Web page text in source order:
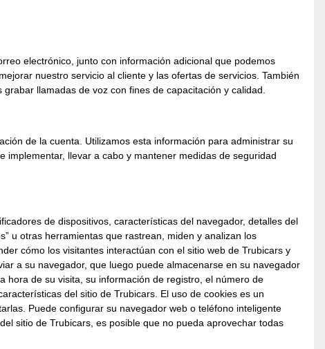
electrónico, junto con información adicional que podemos
nuestro servicio al cliente y las ofertas de servicios. También
llamadas de voz con fines de capacitación y calidad.
de la cuenta. Utilizamos esta información para administrar su
llevar a cabo y mantener medidas de seguridad
de dispositivos, características del navegador, detalles del
u otras herramientas que rastrean, miden y analizan los
cómo los visitantes interactúan con el sitio web de Trubicars y
a su navegador, que luego puede almacenarse en su navegador
hora de su visita, su información de registro, el número de
del sitio de Trubicars. El uso de cookies es un
Puede configurar su navegador web o teléfono inteligente
sitio de Trubicars, es posible que no pueda aprovechar todas